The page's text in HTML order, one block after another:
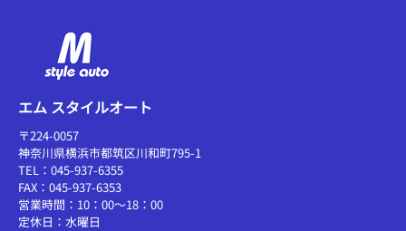
エム スタイルオート
〒224-0057
神奈川県横浜市都筑区川和町795-1
TEL：045-937-6355
FAX：045-937-6353
営業時間：10：00～18：00
定休日：水曜日